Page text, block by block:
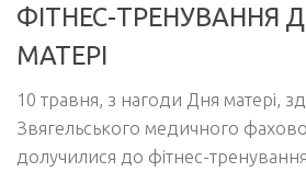
ФІТНЕС-ТРЕНУВАННЯ
МАТЕРІ
10 травня, з нагоди Дня матері,
Звягельського медичного
долучилися до фітнес-